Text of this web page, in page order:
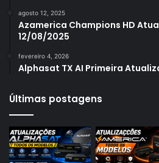
Azamerica S1007
Azamerica S1007
Azamerica S1009
Azamerica S2005
Azamerica S2010
Azamerica S2015
agosto 12, 2025
Azamerica Champions HD
12/08/2025
fevereiro 4, 2026
Alphasat TX AI Primeira
Últimas postagens